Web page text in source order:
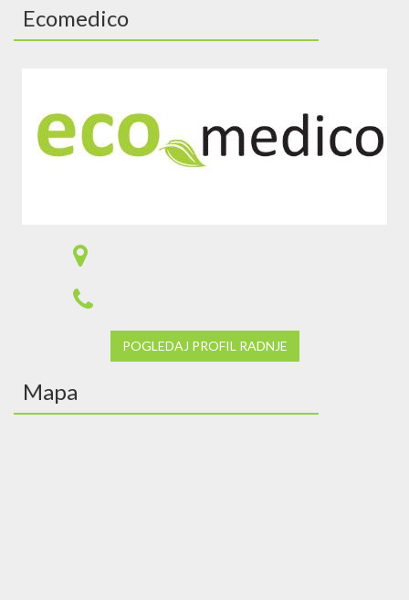
Ecomedico
POGLEDAJ PROFIL RADNJE
Mapa